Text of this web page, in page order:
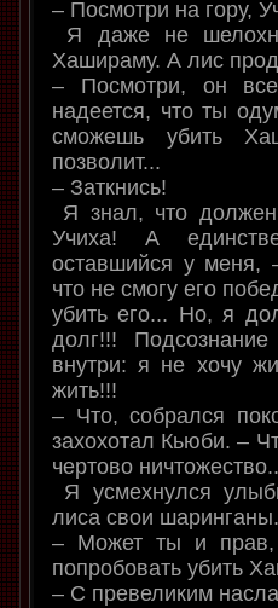
– Посмотри на гору,
Я даже не
Хашираму. А лис
– Посмотри, он
надеется, что ты
сможешь убить
позволит...
– Заткнись!
Я знал, что
Учиха! А
оставшийся у меня,
что не смогу его
убить его... Но, я
долг!!!
внутри: я не хочу
жить!!!
– Что, собрался
захохотал Кьюби. –
чертово
Я усмехнулся
лиса свои шаринганы.
– Может ты и
попробовать убить
– С превеликим